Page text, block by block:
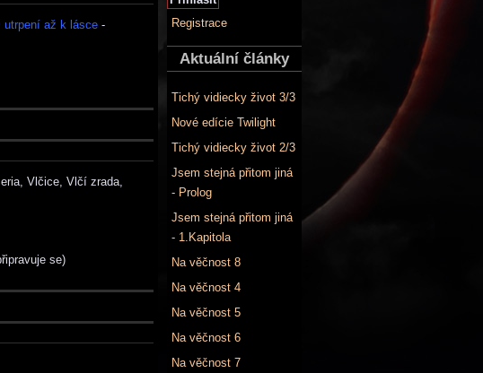
utrpení až k lásce -
Vlčice, Vlčí zrada,
se)
Registrace
Aktuální články
Tichý vidiecky život 3/3
Nové edície Twilight
Tichý vidiecky život 2/3
Jsem stejná přitom jiná
- Prolog
Jsem stejná přitom jiná
- 1.Kapitola
Na věčnost 8
Na věčnost 4
Na věčnost 5
Na věčnost 6
Na věčnost 7